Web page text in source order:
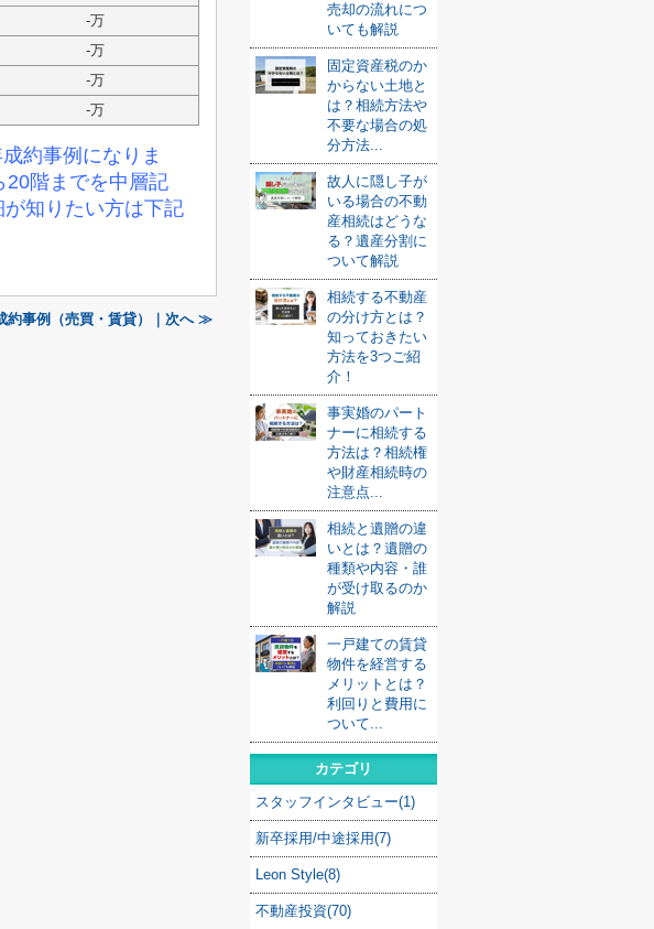
-万
-万
-万
-万
約事例になりま
20階までを中層記
知りたい方は下記
約事例（売買・賃貸）｜次へ ≫
売却の流れにつ
いても解説
固定資産税のか
からない土地と
は？相続方法や
不要な場合の処
分方法...
故人に隠し子が
いる場合の不動
産相続はどうな
る？遺産分割に
ついて解説
相続する不動産
の分け方とは？
知っておきたい
方法を3つご紹
介！
事実婚のパート
ナーに相続する
方法は？相続権
や財産相続時の
注意点...
相続と遺贈の違
いとは？遺贈の
種類や内容・誰
が受け取るのか
解説
一戸建ての賃貸
物件を経営する
メリットとは？
利回りと費用に
ついて...
カテゴリ
スタッフインタビュー(1)
新卒採用/中途採用(7)
Leon Style(8)
不動産投資(70)